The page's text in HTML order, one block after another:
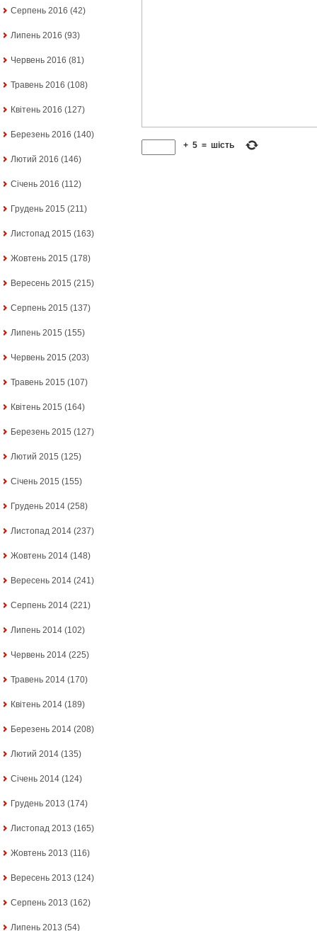
Серпень 2016 (42)
Липень 2016 (93)
Червень 2016 (81)
Травень 2016 (108)
Квітень 2016 (127)
Березень 2016 (140)
Лютий 2016 (146)
Січень 2016 (112)
Грудень 2015 (211)
Листопад 2015 (163)
Жовтень 2015 (178)
Вересень 2015 (215)
Серпень 2015 (137)
Липень 2015 (155)
Червень 2015 (203)
Травень 2015 (107)
Квітень 2015 (164)
Березень 2015 (127)
Лютий 2015 (125)
Січень 2015 (155)
Грудень 2014 (258)
Листопад 2014 (237)
Жовтень 2014 (148)
Вересень 2014 (241)
Серпень 2014 (221)
Липень 2014 (102)
Червень 2014 (225)
Травень 2014 (170)
Квітень 2014 (189)
Березень 2014 (208)
Лютий 2014 (135)
Січень 2014 (124)
Грудень 2013 (174)
Листопад 2013 (165)
Жовтень 2013 (116)
Вересень 2013 (124)
Серпень 2013 (162)
Липень 2013 (54)
+ 5 = шість